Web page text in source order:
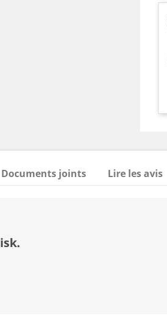
Documents joints Lire les avis